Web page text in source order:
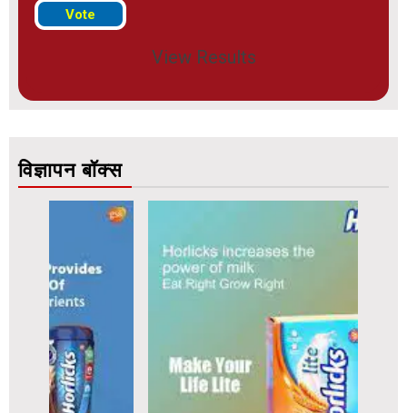
View Results
विज्ञापन बॉक्स